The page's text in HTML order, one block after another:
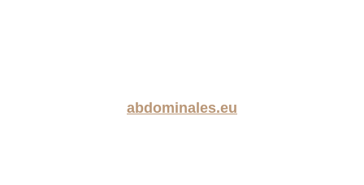
abdominales.eu